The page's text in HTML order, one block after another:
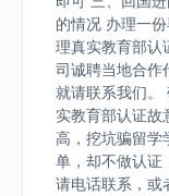
的情况 办理一
理真实教育部认
司诚聘当地合作
就请联系我们。
实教育部认证故
高，挖坑骗留学
单，却不做认证
请电话联系，或